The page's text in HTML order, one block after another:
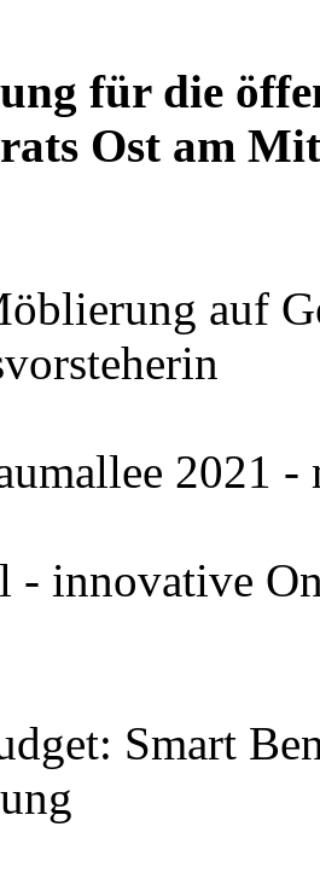
für die
Ost am
auf
2021
- innovative
Smart